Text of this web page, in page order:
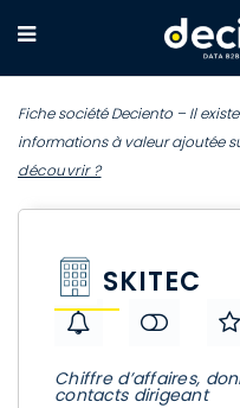
Fiche société Deciento – Il
informations à valeur ajoutée
découvrir ?
SKITEC
Chiffre d’affaires,
contacts dirigeant